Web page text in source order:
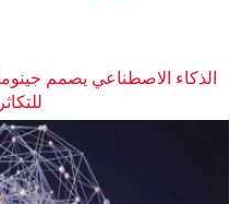
الذكاء الاصطناعي يصمم
للتكاثر